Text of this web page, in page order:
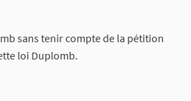
sans tenir compte de la pétition
loi Duplomb.